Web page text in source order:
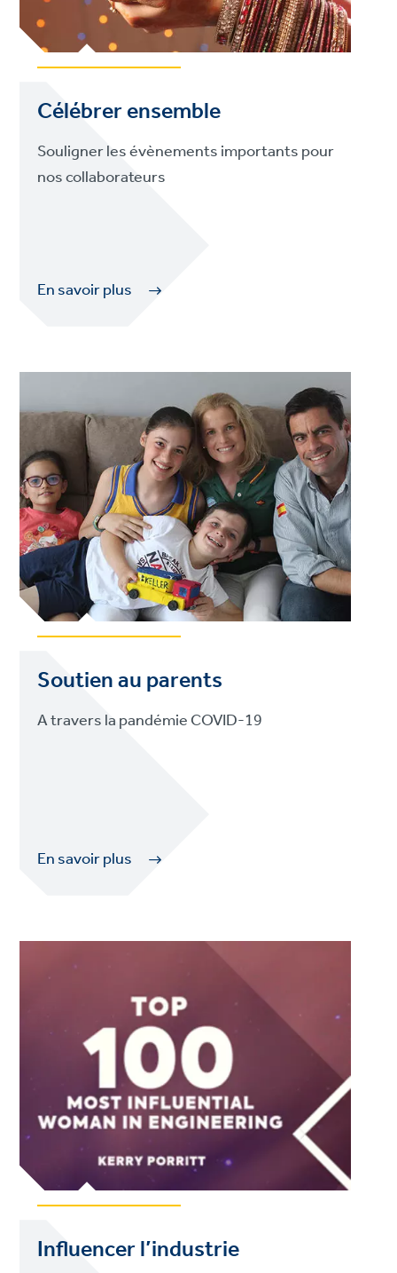
Célébrer ensemble
Souligner les évènements importants pour
nos collaborateurs
En savoir plus
Soutien au parents
A travers la pandémie COVID-19
En savoir plus
Influencer l’industrie